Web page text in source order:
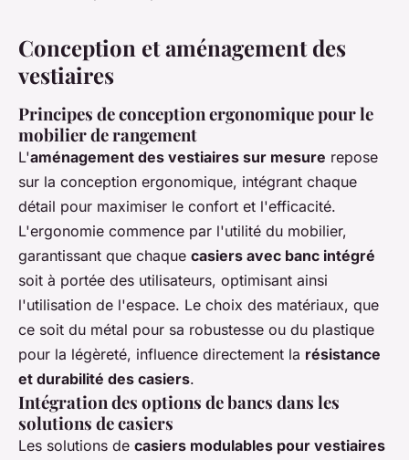
Conception et aménagement des
vestiaires
Principes de conception ergonomique pour le
mobilier de rangement
L'aménagement des vestiaires sur mesure repose
sur la conception ergonomique, intégrant chaque
détail pour maximiser le confort et l'efficacité.
L'ergonomie commence par l'utilité du mobilier,
garantissant que chaque casiers avec banc intégré
soit à portée des utilisateurs, optimisant ainsi
l'utilisation de l'espace. Le choix des matériaux, que
ce soit du métal pour sa robustesse ou du plastique
pour la légèreté, influence directement la résistance
et durabilité des casiers.
Intégration des options de bancs dans les
solutions de casiers
Les solutions de casiers modulables pour vestiaires